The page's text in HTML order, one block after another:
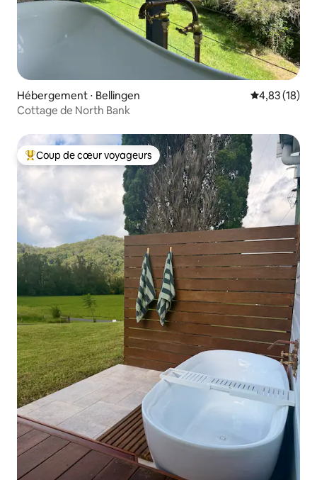
Hébergement ⋅ Bellingen Évaluation
4,83 (18)
Cottage de North Bank
Coups de cœur voyageurs les plus appréciés
Coup de cœur voyageurs